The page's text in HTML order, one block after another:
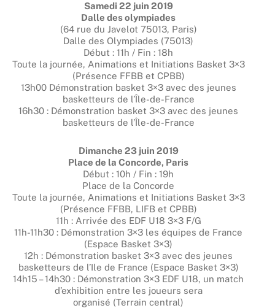
Samedi 22 juin 2019
Dalle des olympiades
(64 rue du Javelot 75013, Paris)
Dalle des Olympiades (75013)
Début : 11h / Fin : 18h
Toute la journée, Animations et Initiations Basket 3×3
(Présence FFBB et CPBB)
13h00 Démonstration basket 3×3 avec des jeunes
basketteurs de l’Île-de-France
16h30 : Démonstration basket 3×3 avec des jeunes
basketteurs de l’Île-de-France
Dimanche 23 juin 2019
Place de la Concorde, Paris
Début : 10h / Fin : 19h
Place de la Concorde
Toute la journée, Animations et Initiations Basket 3×3
(Présence FFBB, LIFB et CPBB)
11h : Arrivée des EDF U18 3×3 F/G
11h-11h30 : Démonstration 3×3 les équipes de France
(Espace Basket 3×3)
12h : Démonstration basket 3×3 avec des jeunes
basketteurs de l’Ile de France (Espace Basket 3×3)
14h15 – 14h30 : Démonstration 3×3 EDF U18, un match
d’exhibition entre les joueurs sera
organisé (Terrain central)